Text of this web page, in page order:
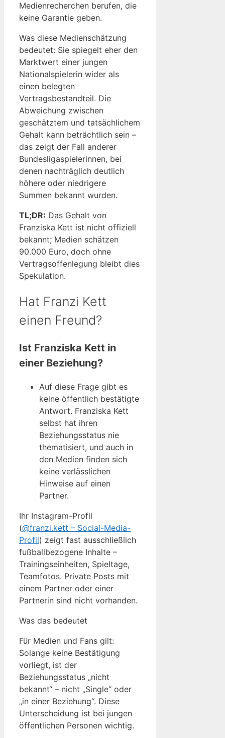
Medienrecherchen berufen, die
keine Garantie geben.
Was diese Medienschätzung
bedeutet: Sie spiegelt eher den
Marktwert einer jungen
Nationalspielerin wider als
einen belegten
Vertragsbestandteil. Die
Abweichung zwischen
geschätztem und tatsächlichem
Gehalt kann beträchtlich sein –
das zeigt der Fall anderer
Bundesligaspielerinnen, bei
denen nachträglich deutlich
höhere oder niedrigere
Summen bekannt wurden.
TL;DR: Das Gehalt von
Franziska Kett ist nicht offiziell
bekannt; Medien schätzen
90.000 Euro, doch ohne
Vertragsoffenlegung bleibt dies
Spekulation.
Hat Franzi Kett
einen Freund?
Ist Franziska Kett in
einer Beziehung?
Auf diese Frage gibt es
keine öffentlich bestätigte
Antwort. Franziska Kett
selbst hat ihren
Beziehungsstatus nie
thematisiert, und auch in
den Medien finden sich
keine verlässlichen
Hinweise auf einen
Partner.
Ihr Instagram-Profil
(@franzi.kett – Social-Media-
Profil) zeigt fast ausschließlich
fußballbezogene Inhalte –
Trainingseinheiten, Spieltage,
Teamfotos. Private Posts mit
einem Partner oder einer
Partnerin sind nicht vorhanden.
Was das bedeutet
Für Medien und Fans gilt:
Solange keine Bestätigung
vorliegt, ist der
Beziehungsstatus „nicht
bekannt“ – nicht „Single“ oder
„in einer Beziehung“. Diese
Unterscheidung ist bei jungen
öffentlichen Personen wichtig.